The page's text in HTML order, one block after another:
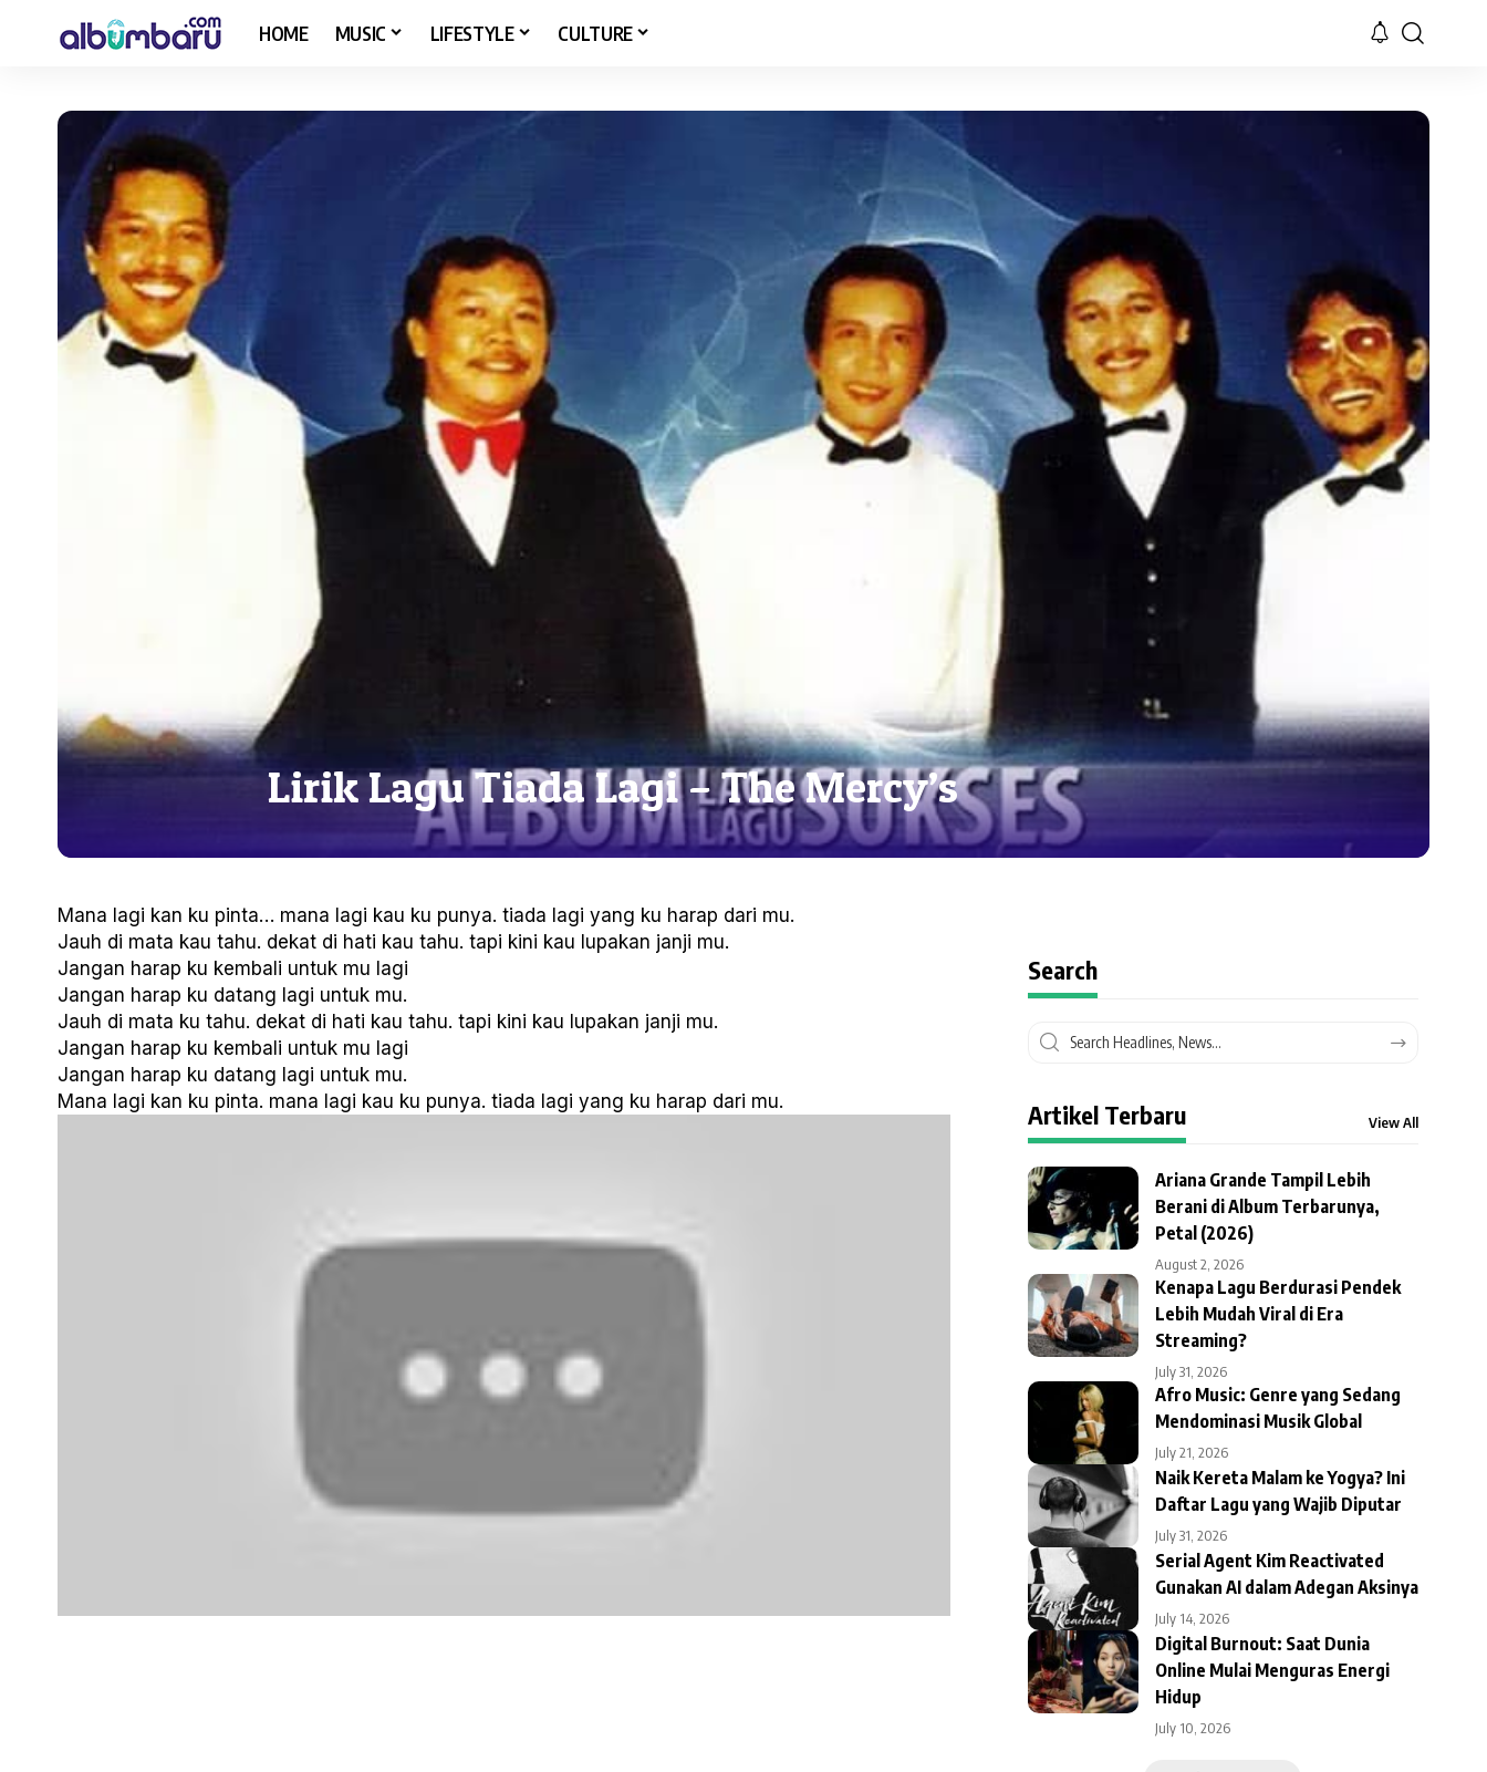
HOME MUSIC LIFESTYLE CULTURE
Lirik Lagu Tiada Lagi – The Mercy’s
Mana lagi kan ku pinta… mana lagi kau ku punya. tiada lagi yang ku harap dari mu.
Jauh di mata kau tahu. dekat di hati kau tahu. tapi kini kau lupakan janji mu.
Jangan harap ku kembali untuk mu lagi
Jangan harap ku datang lagi untuk mu.
Jauh di mata ku tahu. dekat di hati kau tahu. tapi kini kau lupakan janji mu.
Jangan harap ku kembali untuk mu lagi
Jangan harap ku datang lagi untuk mu.
Mana lagi kan ku pinta. mana lagi kau ku punya. tiada lagi yang ku harap dari mu.
Search
Artikel Terbaru View All
Ariana Grande Tampil Lebih
Berani di Album Terbarunya,
Petal (2026)
August 2, 2026
Kenapa Lagu Berdurasi Pendek
Lebih Mudah Viral di Era
Streaming?
July 31, 2026
Afro Music: Genre yang Sedang
Mendominasi Musik Global
July 21, 2026
Naik Kereta Malam ke Yogya? Ini
Daftar Lagu yang Wajib Diputar
July 31, 2026
Serial Agent Kim Reactivated
Gunakan AI dalam Adegan Aksinya
July 14, 2026
Digital Burnout: Saat Dunia
Online Mulai Menguras Energi
Hidup
July 10, 2026